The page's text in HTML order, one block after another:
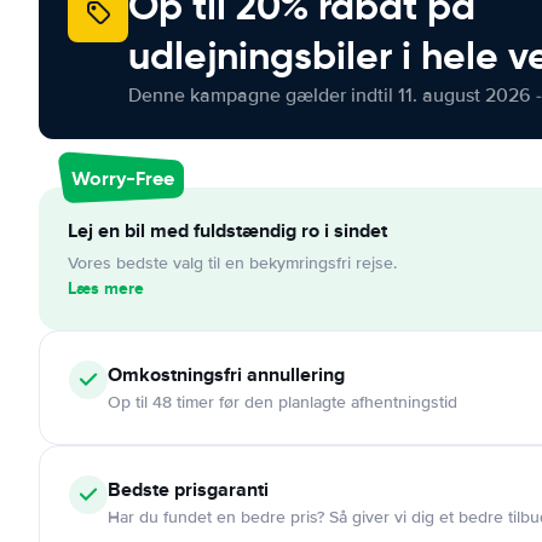
udlejningsbiler i hele
Denne kampagne gælder indtil 11. august 2026
Worry-Free
Lej en bil med fuldstændig ro i sindet
Vores bedste valg til en bekymringsfri rejse.
Læs mere
Omkostningsfri annullering
Op til 48 timer før den planlagte afhentningstid
Bedste prisgaranti
Har du fundet en bedre pris? Så giver vi dig et bedre